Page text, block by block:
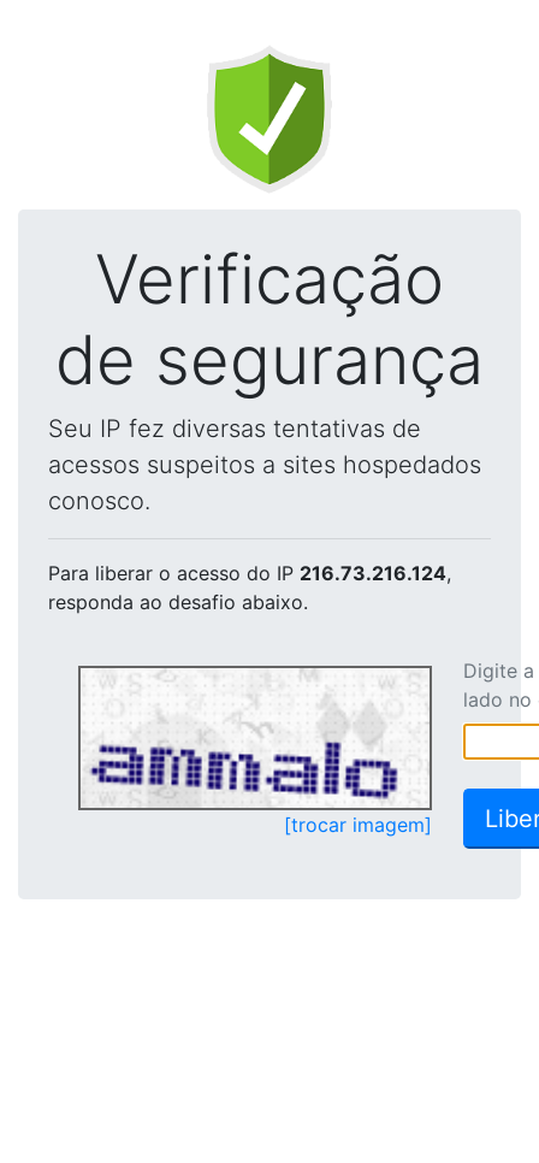
Verificação
de segurança
Seu IP fez diversas tentativas de
acessos suspeitos a sites hospedados
conosco.
Para liberar o acesso do IP 216.73.216.124,
responda ao desafio abaixo.
[trocar imagem]
Digite
lado no